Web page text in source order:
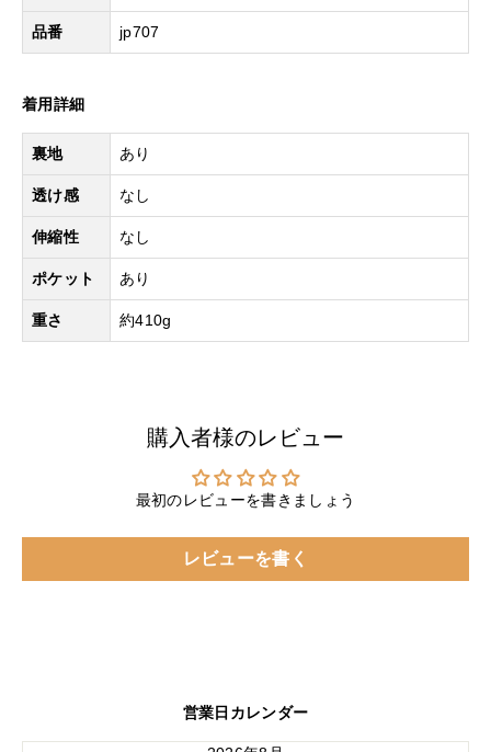
品番 jp707
着用詳細
裏地 あり
透け感 なし
伸縮性 なし
ポケット あり
重さ 約410g
購入者様のレビュー
最初のレビューを書きましょう
レビューを書く
営業日カレンダー